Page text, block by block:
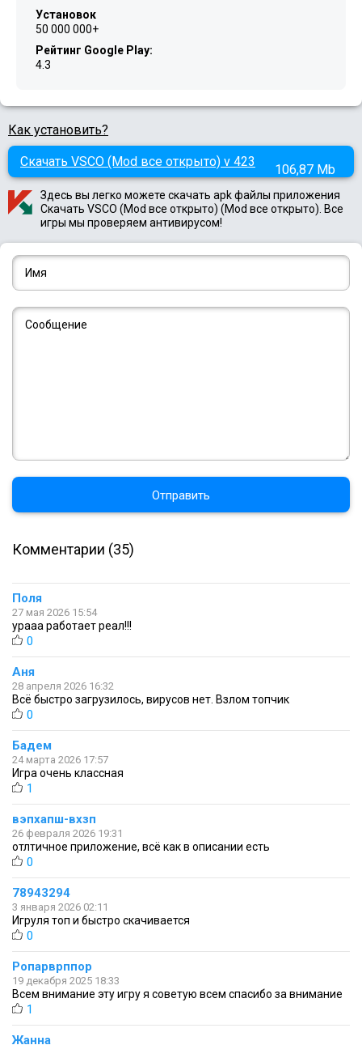
Установок
50 000 000+
Рейтинг Google Play:
4.3
Как установить?
Скачать VSCO (Mod все открыто) v 423
106,87 Mb
Здесь вы легко можете скачать apk файлы приложения
Скачать VSCO (Mod все открыто) (Mod все открыто). Все
игры мы проверяем антивирусом!
Отправить
Комментарии (35)
Поля
27 мая 2026 15:54
урааа работает реал!!!
0
Аня
28 апреля 2026 16:32
Всё быстро загрузилось, вирусов нет. Взлом топчик
0
Бадем
24 марта 2026 17:57
Игра очень классная
1
вэпхапш-вхзп
26 февраля 2026 19:31
отлтичное приложение, всё как в описании есть
0
78943294
3 января 2026 02:11
Игруля топ и быстро скачивается
0
Ропарврппор
19 декабря 2025 18:33
Всем внимание эту игру я советую всем спасибо за внимание
1
Жанна